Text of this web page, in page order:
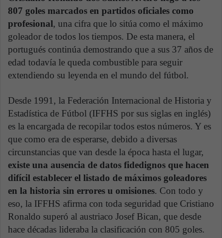
807 goles marcados en partidos oficiales como
profesional, una cifra que lo sitúa como el máximo
goleador de todos los tiempos. De esta manera, el
portugués continúa demostrando que a sus 37 años de
edad todavía le queda combustible para seguir
extendiendo su leyenda en el mundo del fútbol.
Desde 1991, la Federación Internacional de Historia y
Estadística de Fútbol (IFFHS por sus siglas en inglés)
es la encargada de recopilar todos estos números. Y es
que como era de esperarse, debido a diversas
circunstancias que van desde la época hasta el lugar,
existe una ausencia de datos fidedignos que hacen
difícil establecer el listado de máximos goleadores
en la historia sin errores u omisiones. Con todo y
eso, la IFFHS afirma con toda seguridad que Cristiano
Ronaldo superó al austriaco Josef Bican, que desde
hace décadas lideraba la clasificación con 805 goles.